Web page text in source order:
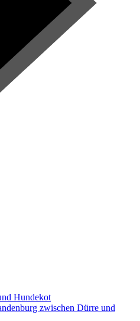
Hundekot
zwischen Dürre und